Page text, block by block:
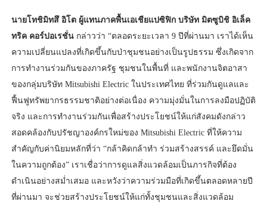
นายโทชิมิทสึ อิโต ผู้แทนภาคพื้นเอเชียแปซิฟิก บริษัท มิตซูบิชิ อิเล็ค
ทริค คอร์ปอเรชั่น กล่าวว่า “ตลอดระยะเวลา 9 ปีที่ผ่านมา เราได้เห็น
ความเปลี่ยนแปลงที่เกิดขึ้นกับป่าชุมชนอย่างเป็นรูปธรรม ซึ่งเกิดจาก
การทำงานร่วมกันของภาครัฐ ชุมชนในพื้นที่ และพนักงานจิตอาสา
ของกลุ่มบริษัท Mitsubishi Electric ในประเทศไทย ที่ร่วมกันดูแลและ
ฟื้นฟูทรัพยากรธรรมชาติอย่างต่อเนื่อง ความมุ่งมั่นในการลงมือปฏิบัติ
จริง และการทำงานร่วมกันเพื่อสร้างประโยชน์ให้แก่สังคมดังกล่าว
สอดคล้องกับปรัชญาองค์กรใหม่ของ Mitsubishi Electric ที่ให้ความ
สำคัญกับค่านิยมหลักที่ว่า “กล้าคิดกล้าทำ ร่วมสร้างสรรค์ และยึดมั่น
ในความถูกต้อง” เราเชื่อว่าการดูแลสิ่งแวดล้อมเป็นภารกิจที่ต้อง
ดำเนินอย่างสม่ำเสมอ และหวังว่าความร่วมมือที่เกิดขึ้นตลอดหลายปี
ที่ผ่านมา จะช่วยสร้างประโยชน์ให้แก่ทั้งชุมชนและสิ่งแวดล้อม